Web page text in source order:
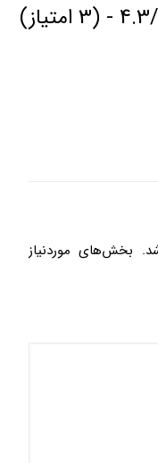
امتیاز)
بخش‌های موردنیاز